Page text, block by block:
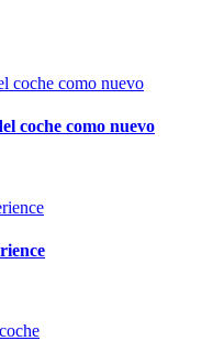
coche como nuevo